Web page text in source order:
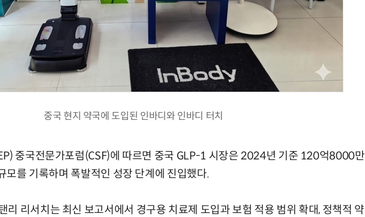
중국 현지 약국에 도입된 인바디와 인바디 터치
중국전문가포럼(CSF)에 따르면 중국 GLP-1 시장은 2024년 기준 120억8000만
를 기록하며 폭발적인 성장 단계에 진입했다.
리 리서치는 최신 보고서에서 경구용 치료제 도입과 보험 적용 범위 확대, 정책적 약